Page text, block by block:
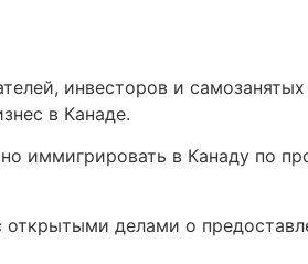
инвесторов и
в Канаде.
иммигрировать в Канаду по
делами о